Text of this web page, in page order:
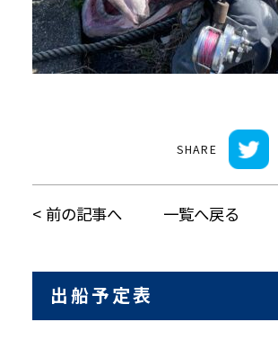
前の記事へ 一覧へ戻る
出船予定表